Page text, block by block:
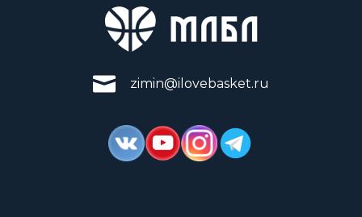
zimin@ilovebasket.ru